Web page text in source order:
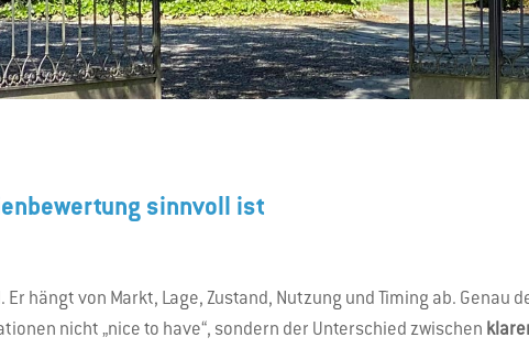
sinnvoll ist
hängt von Markt, Lage, Zustand, Nutzung und Timing ab. Genau
nicht „nice to have“, sondern der Unterschied zwischen